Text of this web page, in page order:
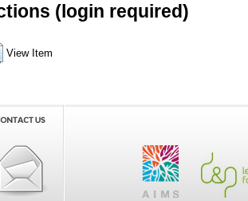
(login required)
View Item